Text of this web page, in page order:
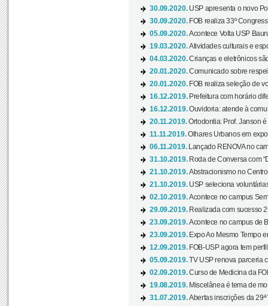
30.09.2020. USP apresenta o novo
30.09.2020. FOB realiza 33º
05.09.2020.Acontece Volta USP
19.03.2020.Atividades culturais e
04.03.2020.Crianças e eletrônicos
20.01.2020.Comunicado sobre
20.01.2020. FOB realiza seleção de
16.12.2019. Prefeitura com horário
16.12.2019.Ouvidoria: atende à
20.11.2019.Ortodontia: Prof. Janson
11.11.2019.Olhares Urbanos em
06.11.2019.
Lançado RENOVA no
31.10.2019. Roda de Conversa com
21.10.2019.Abstracionismo no
21.10.2019. USP seleciona
02.10.2019.Acontece no campus
29.09.2019. Realizada com sucesso
23.09.2019.Acontece no campus de
23.09.2019. Expo Ao Mesmo Tempo
12.09.2019. FOB-USP agora tem
05.09.2019.TV USP renova parceria
02.09.2019.Curso de Medicina da
19.08.2019. Miscelânea é tema de
31.07.2019.Abertas inscrições da 29ª